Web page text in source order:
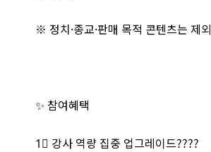
※ 정치·종교·판매 목적 콘텐츠는 제외
✨ 참여혜택
1⃣ 강사 역량 집중 업그레이드????